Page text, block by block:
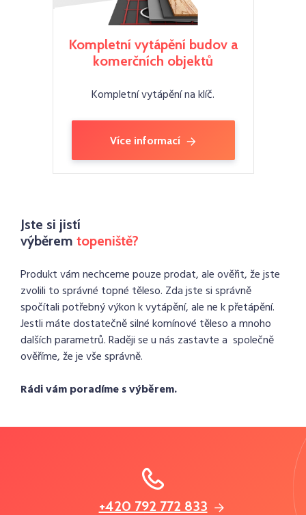
Kompletní vytápění budov a
komerčních objektů
Kompletní vytápění na klíč.
Více informací
Jste si jistí
výběrem topeniště?
Produkt vám nechceme pouze prodat, ale ověřit, že jste
zvolili to správné topné těleso. Zda jste si správně
spočítali potřebný výkon k vytápění, ale ne k přetápění.
Jestli máte dostatečně silné komínové těleso a mnoho
dalších parametrů. Raději se u nás zastavte a společně
ověříme, že je vše správně.
Rádi vám poradíme s výběrem.
+420 792 772 833